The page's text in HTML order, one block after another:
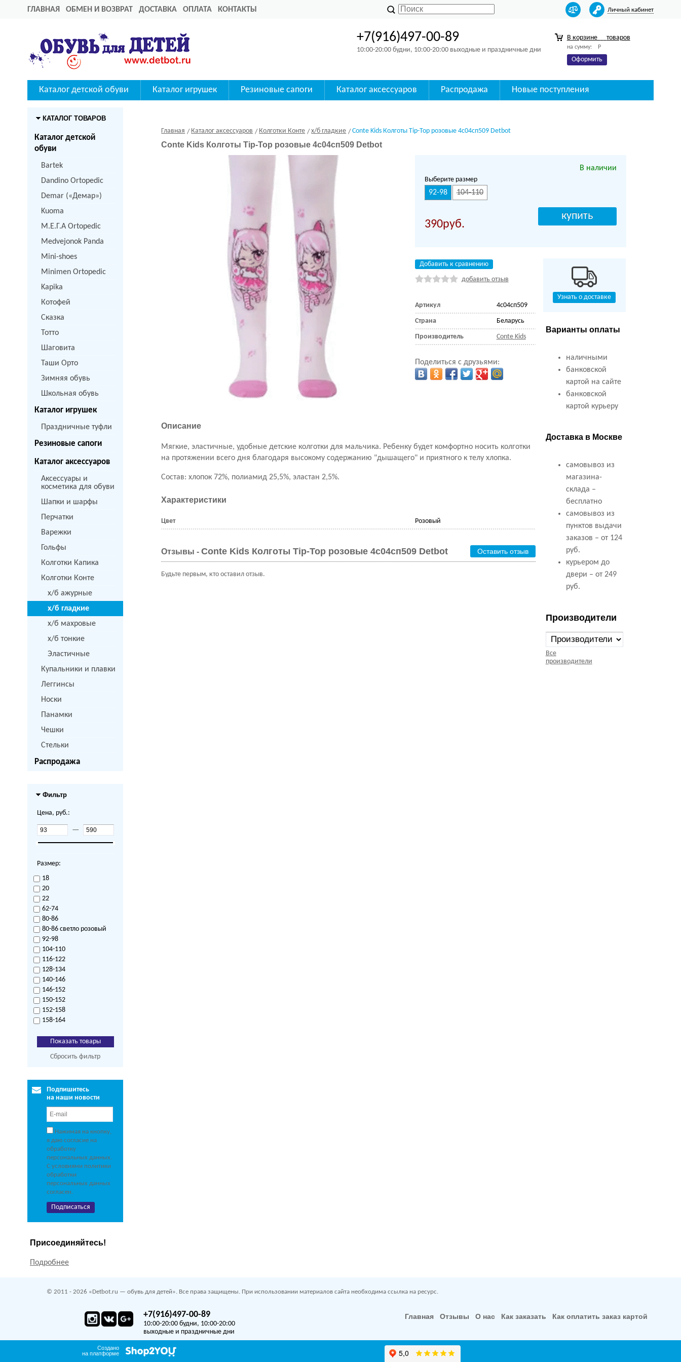
ГЛАВНАЯ ОБМЕН И ВОЗВРАТ ДОСТАВКА ОПЛАТА КОНТАКТЫ Личный кабинет
+7(916)497-00-89
10:00-20:00 будни, 10:00-20:00 выходные и праздничные дни
В корзине товаров
на сумму: Р
Оформить
Каталог детской обуви Каталог игрушек Резиновые сапоги Каталог аксессуаров Распродажа Новые поступления
КАТАЛОГ ТОВАРОВ
Каталог детской
обуви
Bartek
Dandino Ortopedic
Demar («Демар»)
Kuoma
M.Е.Г.А Ortopedic
Medvejonok Panda
Mini-shoes
Minimen Ortopedic
Kapika
Котофей
Сказка
Тотто
Шаговита
Таши Орто
Зимняя обувь
Школьная обувь
Каталог игрушек
Праздничные туфли
Резиновые сапоги
Каталог аксессуаров
Аксессуары и
косметика для обуви
Шапки и шарфы
Перчатки
Варежки
Гольфы
Колготки Капика
Колготки Конте
х/б ажурные
х/б гладкие
х/б махровые
х/б тонкие
Эластичные
Купальники и плавки
Леггинсы
Носки
Панамки
Чешки
Стельки
Распродажа
Фильтр
Цена, руб.:
—
Размер:
18
20
22
62-74
80-86
80-86 светло розовый
92-98
104-110
116-122
128-134
140-146
146-152
150-152
152-158
158-164
Сбросить фильтр
Подпишитесь
на наши новости
Нажимая на кнопку,
я даю согласие на
обработку
персональных данных.
С условиями политики
обработки
персональных данных
согласен.
Присоединяйтесь!
Подробнее
Главная Каталог аксессуаров Колготки Конте х/б гладкие Conte Kids Колготы Tip-Top розовые 4с04сп509 Detbot
Conte Kids Колготы Tip-Top розовые 4с04сп509 Detbot
В наличии
Выберите размер
92-98 104-110
390
Добавить к сравнению
добавить отзыв
Артикул 4с04сп509
Страна Беларусь
Производитель Conte Kids
Поделиться с друзьями:
Описание
Мягкие, эластичные, удобные детские колготки для мальчика. Ребенку будет комфортно носить колготки
на протяжении всего дня благодаря высокому содержанию "дышащего" и приятного к телу хлопка.
Состав: хлопок 72%, полиамид 25,5%, эластан 2,5%.
Характеристики
Цвет Розовый
Отзывы -Conte Kids Колготы Tip-Top розовые 4с04сп509 Detbot Оставить отзыв
Будьте первым, кто оставил отзыв.
Узнать о доставке
Варианты оплаты
наличными
банковской
картой на сайте
банковской
картой курьеру
Доставка в Москве
самовывоз из
магазина-
склада –
бесплатно
самовывоз из
пунктов выдачи
заказов – от 124
руб.
курьером до
двери – от 249
руб.
Производители
Все
производители
© 2011 - 2026 «Detbot.ru — обувь для детей». Все права защищены. При использовании материалов сайта необходима ссылка на ресурс.
+7(916)497-00-89
10:00-20:00 будни, 10:00-20:00
выходные и праздничные дни
Главная Отзывы О нас Как заказать Как оплатить заказ картой
Создано
на платформе